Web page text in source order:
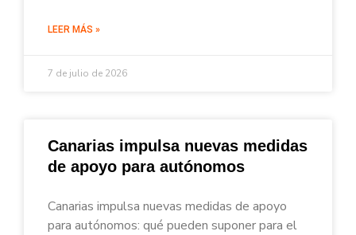
LEER MÁS »
7 de julio de 2026
Canarias impulsa nuevas medidas
de apoyo para autónomos
Canarias impulsa nuevas medidas de apoyo
para autónomos: qué pueden suponer para el